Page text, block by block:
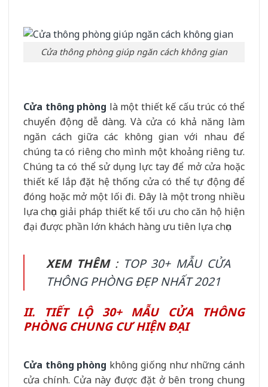
Cửa thông phòng giúp ngăn cách không gian
Cửa thông phòng là một thiết kế cấu trúc có thể
chuyển động dễ dàng. Và cửa có khả năng làm
ngăn cách giữa các không gian với nhau để
chúng ta có riêng cho mình một khoảng riêng tư.
Chúng ta có thể sử dụng lực tay để mở cửa hoặc
thiết kế lắp đặt hệ thống cửa có thể tự động để
đóng hoặc mở một lối đi. Đây là một trong nhiều
lựa chọn giải pháp thiết kế tối ưu cho căn hộ hiện
đại được phần lớn khách hàng ưu tiên lựa chọn
XEM THÊM: TOP 30+ MẪU CỬA
THÔNG PHÒNG ĐẸP NHẤT 2021
II. TIẾT LỘ 30+ MẪU CỬA THÔNG
PHÒNG CHUNG CƯ HIỆN ĐẠI
Cửa thông phòng không giống như những cánh
cửa chính. Cửa này được đặt ở bên trong chung